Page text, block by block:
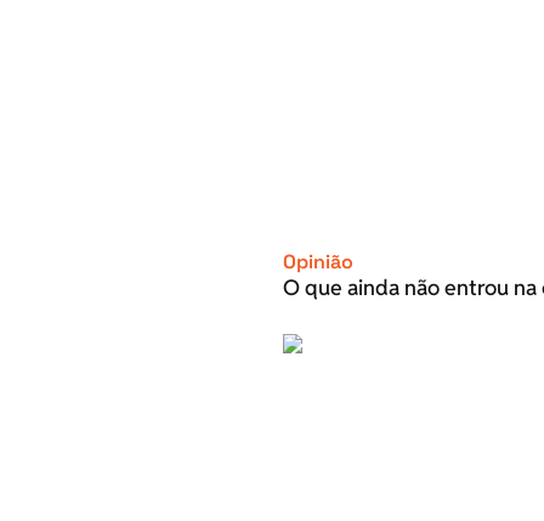
Opinião
O que ainda não entrou